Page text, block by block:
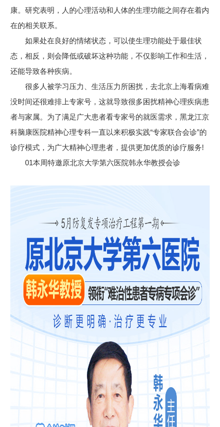
康。研究表明，人的心理活动和人体的生理功能之间存在着内
在的相关联系。
如果处在良好的情绪状态，可以使生理功能处于最佳状
态，相反，则会降低或破坏这种功能，不仅影响工作和生活，
还能导致各种疾病。
很多人被学习压力、生活压力所困扰，去北京上海看病难
没时间还很难排上专家号，这就导致很多困扰精神心理疾病患
者与家属。为了满足广大患者看专家号的就医需求，黑龙江京
科脑康医院精神心理专科一直以来积极实践“专家联合会诊”的
诊疗模式，为广大精神心理患者，提供更加优质的诊疗服务!
01本周特邀原北京大学第六医院韩永华教授会诊